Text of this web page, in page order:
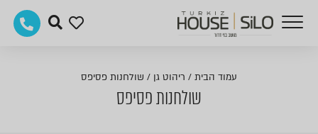
עמוד הבית / ריהוט גן / שולחנות פסיפס
שולחנות פסיפס